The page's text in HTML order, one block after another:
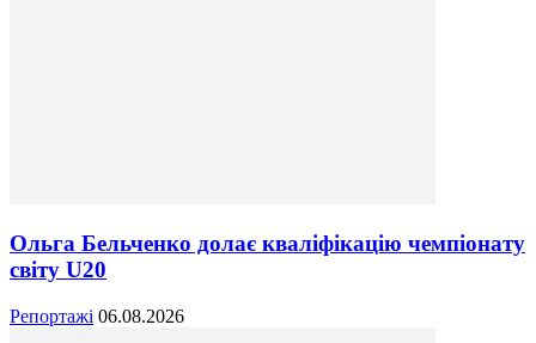
Ольга Бельченко долає кваліфікацію чемпіонату
світу U20
Репортажі 06.08.2026